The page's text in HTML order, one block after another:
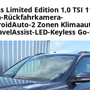
Limited Edition 1,0 TSI
Rückfahrkamera-
2 Zonen
LED-Keyless